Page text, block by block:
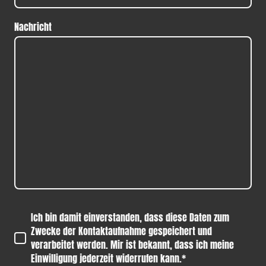
Nachricht
Ich bin damit einverstanden, dass diese Daten zum
Zwecke der Kontaktaufnahme gespeichert und
verarbeitet werden. Mir ist bekannt, dass ich meine
Einwilligung jederzeit widerrufen kann.*